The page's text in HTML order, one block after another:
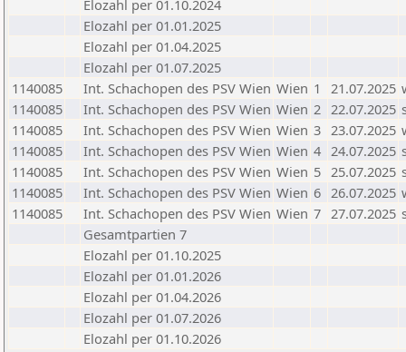
Elozahl per 01.10.2024
Elozahl per 01.01.2025
Elozahl per 01.04.2025
Elozahl per 01.07.2025
1140085
Int. Schachopen des PSV Wien Wien 1 21.07.2025
1140085
Int. Schachopen des PSV Wien Wien 2 22.07.2025
1140085
Int. Schachopen des PSV Wien Wien 3 23.07.2025
1140085
Int. Schachopen des PSV Wien Wien 4 24.07.2025
1140085
Int. Schachopen des PSV Wien Wien 5 25.07.2025
1140085
Int. Schachopen des PSV Wien Wien 6 26.07.2025
1140085
Int. Schachopen des PSV Wien Wien 7 27.07.2025
Gesamtpartien 7
Elozahl per 01.10.2025
Elozahl per 01.01.2026
Elozahl per 01.04.2026
Elozahl per 01.07.2026
Elozahl per 01.10.2026